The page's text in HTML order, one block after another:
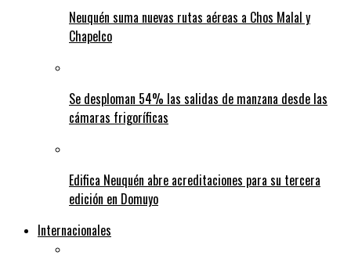
Neuquén suma nuevas rutas aéreas a Chos Malal y
Chapelco
Se desploman 54% las salidas de manzana desde las
cámaras frigoríficas
Edifica Neuquén abre acreditaciones para su tercera
edición en Domuyo
Internacionales